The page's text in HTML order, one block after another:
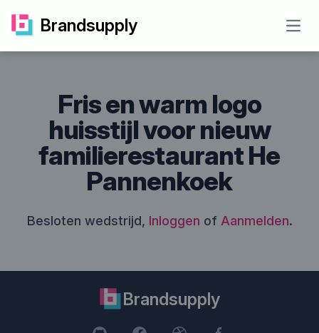
Brandsupply
Fris en warm logo
huisstijl voor nieuw
familierestaurant He
Pannenkoek
Besloten wedstrijd, Inloggen of Aanmelden.
Brandsupply